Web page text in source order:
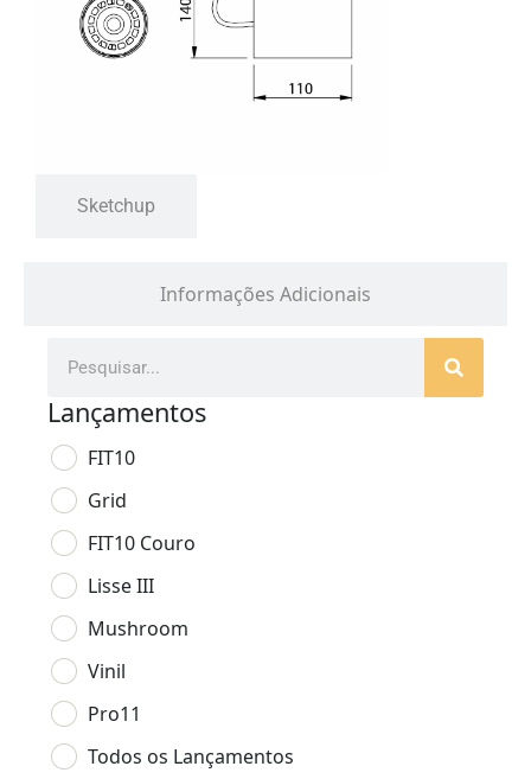
Informações Adicionais
Sketchup
Lançamentos
FIT10
Grid
FIT10 Couro
Lisse III
Mushroom
Vinil
Pro11
Todos os Lançamentos